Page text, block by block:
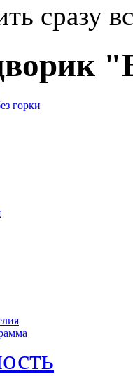
сразу